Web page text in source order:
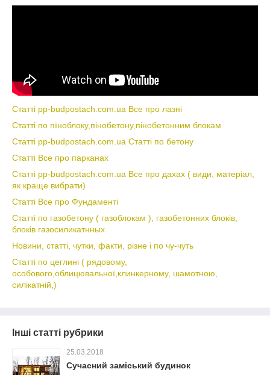
Статті pp-budpostach.com.ua Все про лазні
Статті по пїноблоку,пінобетону,пінобетонним блокам
Статті pp-budpostach.com.ua Статті по бетону
Статті Все про парканах
Статті pp-budpostach.com.ua Все про дахах ( види, матеріал,
як краще вибрати)
Статті Все про Фундаменті
Статті по газобетону ( газоблокам ), газобетонних блоків,
блоків газосиликатнных
Новини, статті, чутки, факти, різне і по чу-чуть
Статті по цеглині ( рядовому,
особового,облицювальної,клинкерному, шамотною,
силікатній,)
Інші статті рубрики
25.03.2018
Сучасний заміський будинок